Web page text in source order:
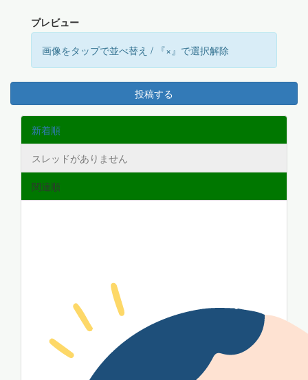
プレビュー
画像をタップで並べ替え / 『×』で選択解除
投稿する
新着順
スレッドがありません
関連順